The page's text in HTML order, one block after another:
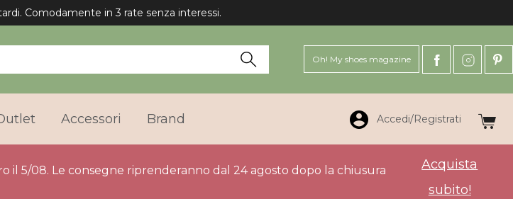
Comodamente in 3 rate senza interessi.
Oh! My shoes magazine
Accessori Brand Accedi/Registrati
il 5/08. Le consegne riprenderanno dal 24 agosto dopo la chiusura
Acquista
subito!